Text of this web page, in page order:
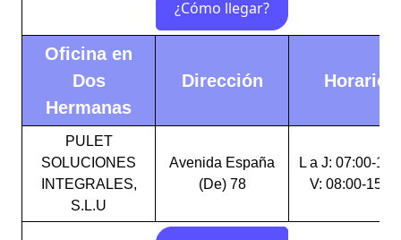
Oficina en
Dos
Hermanas
Dirección Horario
PULET
SOLUCIONES
INTEGRALES,
S.L.U
Avenida España
(De) 78
L a J: 07:00-
V: 08:00-15:00